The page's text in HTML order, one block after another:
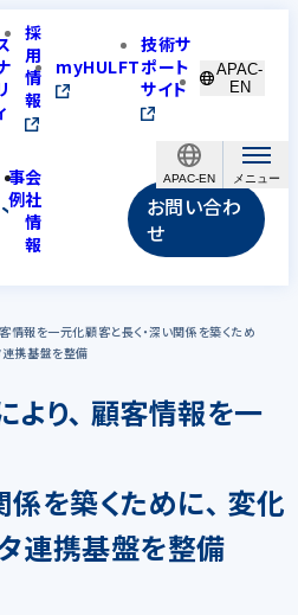
APAC-EN
採
用
情
報
myHULFT
技術サ
ポート
サイト
APAC-
EN
事
例
会
社
情
報
お問い合わ
せ
報を一元化顧客と長く・深い関係を築くため
携基盤を整備
り､ 顧客情報を一
係を築くために､ 変化
連携基盤を整備